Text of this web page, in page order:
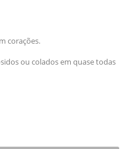
corações.
ou colados em quase todas